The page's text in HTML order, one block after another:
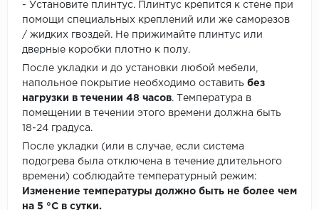
- Установите плинтус. Плинтус крепится к стене при
помощи специальных креплений или же саморезов
/ жидких гвоздей. Не прижимайте плинтус или
дверные коробки плотно к полу.
После укладки и до установки любой мебели,
напольное покрытие необходимо оставить без
нагрузки в течении 48 часов. Температура в
помещении в течении этого времени должна быть
18-24 градуса.
После укладки (или в случае, если система
подогрева была отключена в течение длительного
времени) соблюдайте температурный режим:
Изменение температуры должно быть не более чем
на 5 °C в сутки.